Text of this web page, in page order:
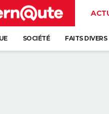
SOCIÉTÉ FAITS DIVERS